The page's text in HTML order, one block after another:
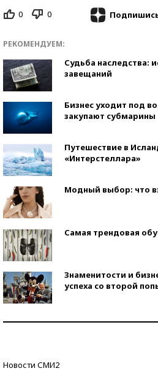
0 0
РЕКОМЕНДУЕМ:
Судьба наследства:
завещаний
Бизнес уходит под
закупают субмарины
Путешествие в
«Интерстеллара»
Модный выбор: что
Самая трендовая
Знаменитости и
успеха со второй
Новости СМИ2